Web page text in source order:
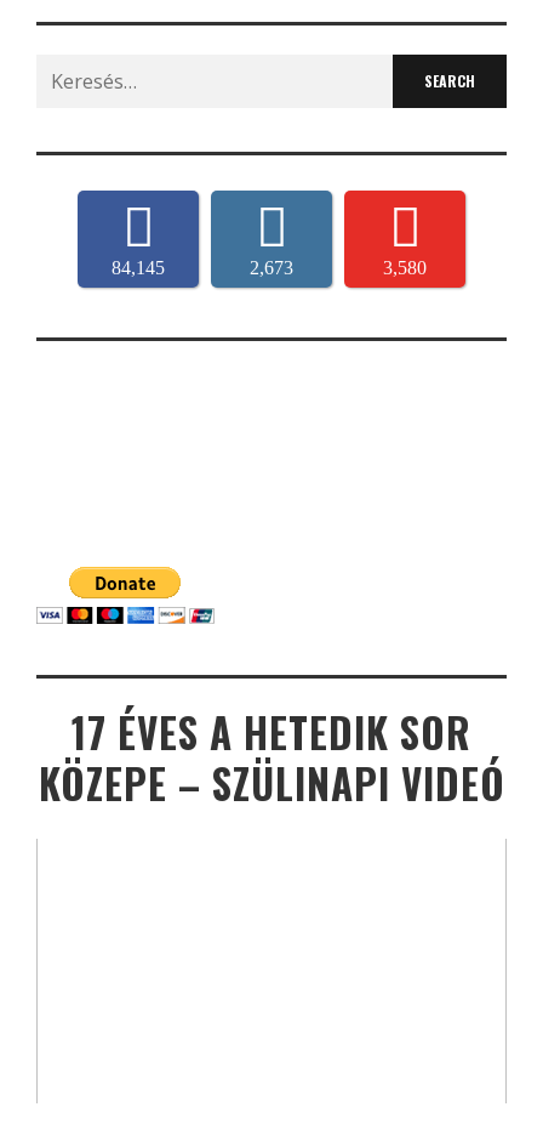
Search
for:
84,145 2,673 3,580
17 ÉVES A HETEDIK SOR
KÖZEPE – SZÜLINAPI VIDEÓ